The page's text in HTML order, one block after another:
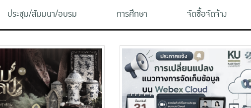
ประชุม/สัมมนา/อบรม การศึกษา จัดซื้อจัดจ้าง